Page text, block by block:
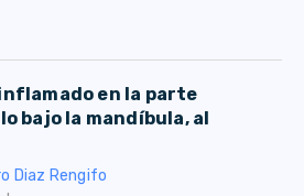
en la parte
bajo la mandíbula, al
Diaz Rengifo